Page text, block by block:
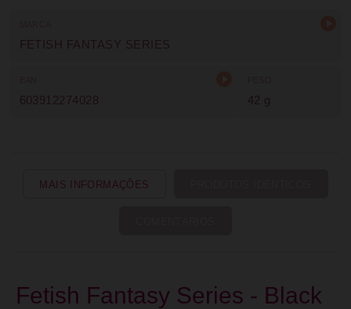
FETISH FANTASY SERIES
603912274028 42 g
MAIS INFORMAÇÕES
Fetish Fantasy Series - Black